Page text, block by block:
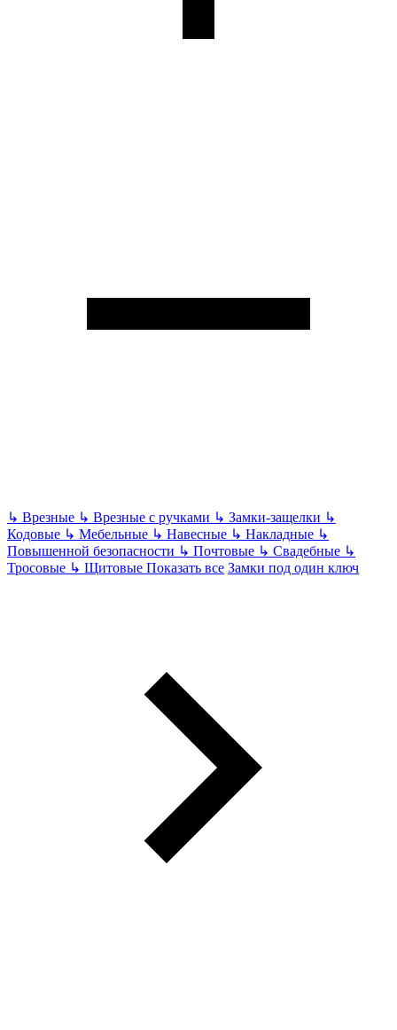
↳ Врезные ↳ Врезные с ручками ↳ Замки-защелки ↳
Кодовые ↳ Мебельные ↳ Навесные ↳ Накладные ↳
Повышенной безопасности ↳ Почтовые ↳ Свадебные ↳
Тросовые ↳ Щитовые Показать все Замки под один ключ